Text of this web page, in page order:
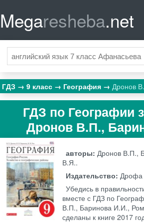
Megaresheba.net
ГДЗ 9 класс География Дронов
ГДЗ по Географии
Дронов В.П.,
авторы:Дронов В.П.,
В.Я..
Издательство:Дрофа
Убедись в
вместе с ГДЗ по
В.П., Баринова И.И.,
сделаны к книге 2017